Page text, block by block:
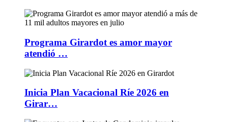
Programa Girardot es amor mayor
atendió …
Inicia Plan Vacacional Ríe 2026 en
Girar…